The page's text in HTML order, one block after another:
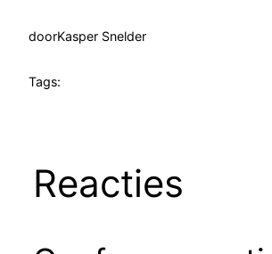
doorKasper Snelder
Tags:
Reacties